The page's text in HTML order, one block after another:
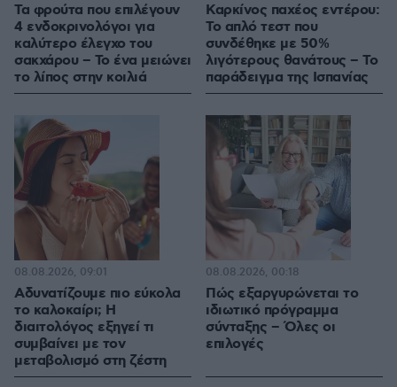
Τα φρούτα που επιλέγουν
4 ενδοκρινολόγοι για
καλύτερο έλεγχο του
σακχάρου – Το ένα μειώνει
το λίπος στην κοιλιά
Καρκίνος παχέος εντέρου:
Το απλό τεστ που
συνδέθηκε με 50%
λιγότερους θανάτους – Το
παράδειγμα της Ισπανίας
Αδυνατίζουμε πιο εύκολα
το καλοκαίρι; Η
διαιτολόγος εξηγεί τι
συμβαίνει με τον
μεταβολισμό στη ζέστη
08.08.2026, 09:01
Πώς εξαργυρώνεται το
ιδιωτικό πρόγραμμα
σύνταξης – Όλες οι
επιλογές
08.08.2026, 00:18